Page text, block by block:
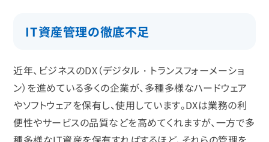
IT資産管理の徹底不足
近年、ビジネスのDX（デジタル・トランスフォーメーショ
ン）を進めている多くの企業が、多種多様なハードウェア
やソフトウェアを保有し、使用しています。DXは業務の利
便性やサービスの品質などを高めてくれますが、一方で多